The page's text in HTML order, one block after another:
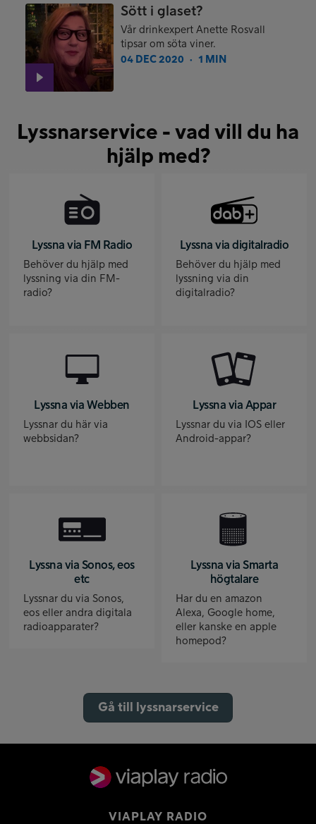
Sött i glaset?
Vår drinkexpert Anette Rosvall
tipsar om söta viner.
04 DEC 2020
● 1 MIN
Lyssnarservice - vad vill du ha
hjälp med?
Lyssna via FM Radio
Behöver du hjälp med
lyssning via din FM-
radio?
Lyssna via digitalradio
Behöver du hjälp med
lyssning via din
digitalradio?
Lyssna via Webben
Lyssnar du här via
webbsidan?
Lyssna via Appar
Lyssnar du via IOS eller
Android-appar?
Lyssna via Sonos, eos
etc
Lyssnar du via Sonos,
eos eller andra digitala
radioapparater?
Lyssna via Smarta
högtalare
Har du en amazon
Alexa, Google home,
eller kanske en apple
homepod?
Gå till lyssnarservice
VIAPLAY RADIO